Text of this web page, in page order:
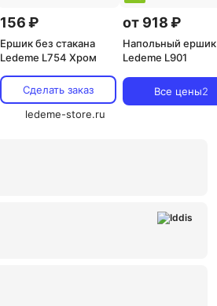
156 ₽
Ершик без стакана
Ledeme L754 Хром
Сделать заказ
ledeme-store.ru
от 918 ₽
Напольный ершик
Ledeme L901
Все цены2